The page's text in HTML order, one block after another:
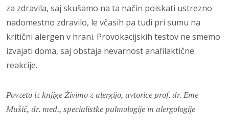
za zdravila, saj skušamo na ta način poiskati ustrezno
nadomestno zdravilo, le včasih pa tudi pri sumu na
kritični alergen v hrani. Provokacijskih testov ne smemo
izvajati doma, saj obstaja nevarnost anafilaktične
reakcije.
Povzeto iz knjige Živimo z alergijo, avtorice prof. dr. Eme
Mušič, dr. med., specialistke pulmologije in alergologije